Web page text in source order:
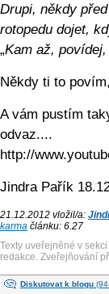
Drupi, někdy
rotopedu dojet,
„Kam až,
Někdy ti to
A vám pustím
odvaz....
http://
Jindra Pařík
21.12.2012 vložil/a:
karma článku: 6.27
Texty uveřejněné v
redakce. Zveřejňování
Diskutovat k blogu